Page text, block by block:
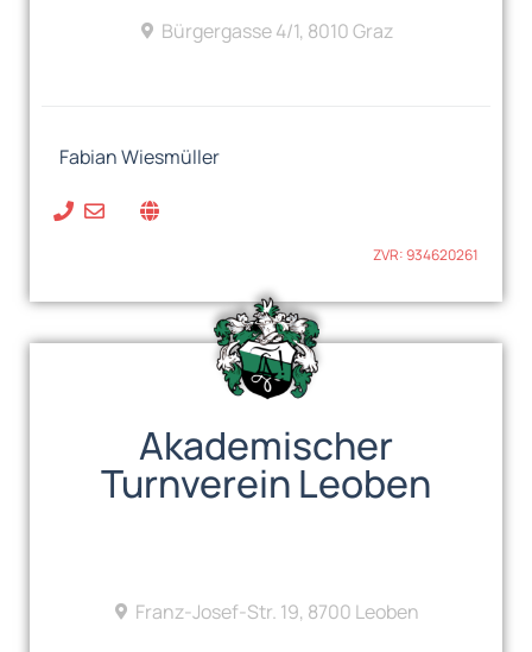
Bürgergasse 4/1, 8010 Graz
Fabian Wiesmüller
ZVR: 934620261
Akademischer
Turnverein Leoben
Franz-Josef-Str. 19, 8700 Leoben